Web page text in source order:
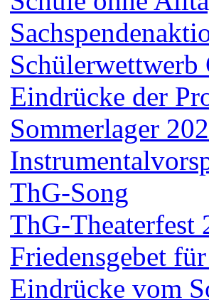
Schülerwettwerb
Eindrücke der
Sommerlager
ThG-Song
ThG-Theaterfest
Friedensgebet
Eindrücke vom